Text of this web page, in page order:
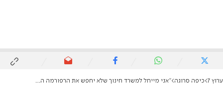
ערוץ 7 כיפה סרוגה "אני מייחל למשרד חינוך שלא יחפש את הרפורמה הבאה אלא יחפש לתת יציבות וביטחון למערכת החינוך"